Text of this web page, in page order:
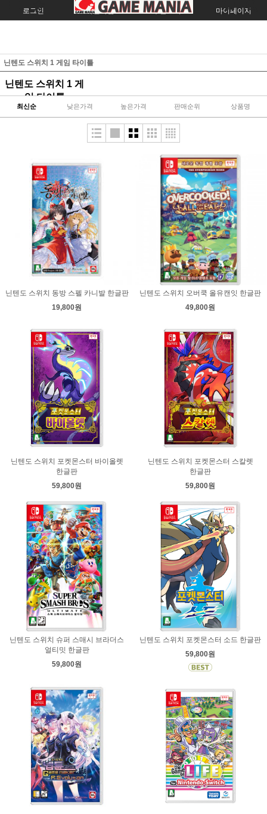
로그인 회원가입 주문조회 마이페이지
닌텐도 스위치 1 게임 타이틀
닌텐도 스위치 1 게
임 타이틀
최신순 낮은가격 높은가격 판매순위 상품명
닌텐도 스위치 동방 스펠 카니발 한글판
19,800원
닌텐도 스위치 오버쿡 올유캔잇 한글판
49,800원
닌텐도 스위치 포켓몬스터 바이올렛
한글판
59,800원
닌텐도 스위치 포켓몬스터 스칼렛
한글판
59,800원
닌텐도 스위치 슈퍼 스매시 브라더스
얼티밋 한글판
59,800원
닌텐도 스위치 포켓몬스터 소드 한글판
59,800원